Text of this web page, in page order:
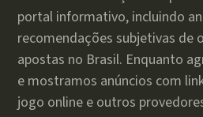
portal informativo, incluindo
recomendações subjetivas de
apostas no Brasil. Enquanto
e mostramos anúncios com
jogo online e outros